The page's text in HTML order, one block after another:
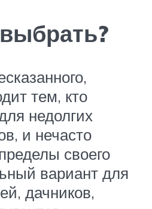
тем, кто
недолгих
и нечасто
своего
вариант для
дачников,